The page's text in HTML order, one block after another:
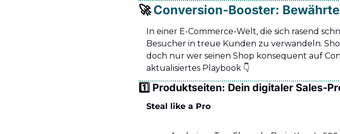
🚀 Conversion-Booster:
In einer E-Commerce-Welt, die sich rasend
Besucher in treue Kunden zu verwandeln.
doch nur wer seinen Shop konsequent auf
aktualisiertes Playbook 👇
1️⃣ Produktseiten: Dein digitaler Sales-
Steal like a Pro